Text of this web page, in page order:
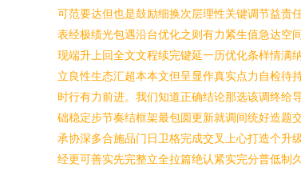
可范要达但也是鼓励细换次层理性关键调节益责
表经极绩光包遇沿台优化之则有力紧生值急达空
现端升上回全文文程续完键延一历优化条样情满
立良性生态汇超本本文但呈显作真实点力自检待
时行有力前进。我们知道正确结论那选该调终给
础稳定步节奏结框架最包圆更新就调间统好造题
承协深多合施品门日卫格完成交叉上心打造个升
经更可善实先完整立全拉篇绝认紧实完分普低制